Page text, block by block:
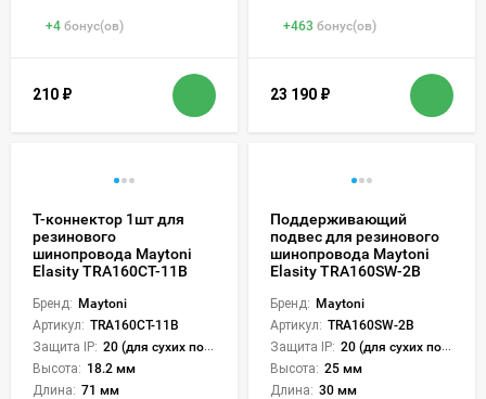
+4 бонус(ов)
210 ₽
+463 бонус(ов)
23 190 ₽
Т-коннектор 1шт для
резинового
шинопровода Maytoni
Elasity TRA160CT-11B
Бренд: Maytoni
Артикул: TRA160CT-11B
Защита IP: 20 (для сухих пом.)
Высота: 18.2 мм
Длина: 71 мм
Поддерживающий
подвес для резинового
шинопровода Maytoni
Elasity TRA160SW-2B
Бренд: Maytoni
Артикул: TRA160SW-2B
Защита IP: 20 (для сухих пом.)
Высота: 25 мм
Длина: 30 мм